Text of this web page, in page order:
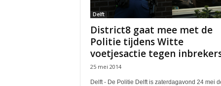
Delft
District8 gaat mee met de
Politie tijdens Witte
voetjesactie tegen
25 mei 2014
Delft - De Politie Delft is zaterdagavond 24 mei